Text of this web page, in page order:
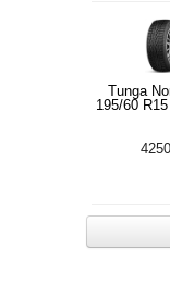
Tunga
195/60